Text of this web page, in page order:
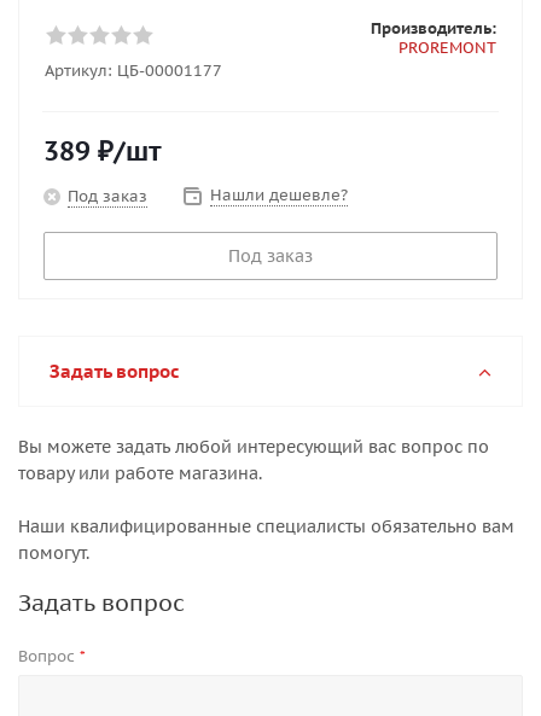
Артикул: ЦБ-00001177
Производитель:
PROREMONT
389 ₽/шт
Под заказ Нашли дешевле?
Под заказ
Задать вопрос
Вы можете задать любой интересующий вас вопрос по
товару или работе магазина.
Наши квалифицированные специалисты обязательно вам
помогут.
Задать вопрос
Вопрос *